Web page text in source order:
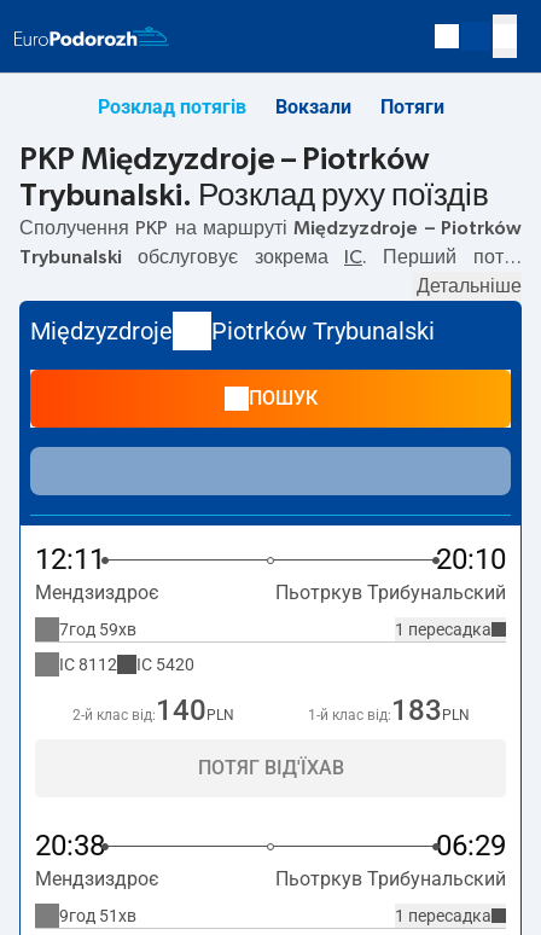
Розклад потягів Вокзали Потяги
PKP Międzyzdroje – Piotrków
Trybunalski. Розклад руху поїздів
Сполучення PKP на маршруті Międzyzdroje – Piotrków
Trybunalski обслуговує зокрема IC. Перший потяг
з вокзалу PKP Międzyzdroje. Останній
потяг до Piotrków Trybunalski вирушає о 20:38. На
маршрутіMiędzyzdroje –Piotrków Trybunalskiкурсують
також інші потяги:TLK— пропонують нижчу ціну квитка і
зазвичай довший час подорожі. Потяг завершує
маршрут на станції Piotrków Trybunalski.
Детальніше
Międzyzdroje Piotrków Trybunalski
ПОШУК
12:11 20:10
Мендзиздроє Пьотркув Трибунальский
1 пересадка
7год 59хв
IC8112 IC 5420
2-й клас від: 140 PLN 1-й клас від: 183 PLN
ПОТЯГ ВІД'ЇХАВ
20:38 06:29
Мендзиздроє Пьотркув Трибунальский
1 пересадка
9год 51хв